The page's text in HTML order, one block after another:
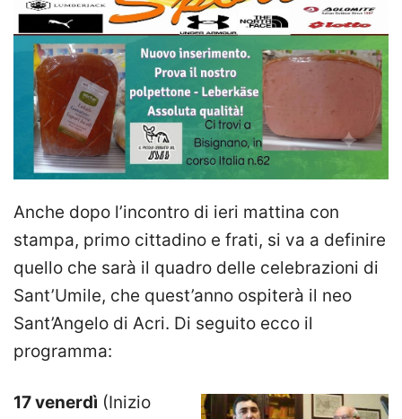
Anche dopo l’incontro di ieri mattina con
stampa, primo cittadino e frati, si va a definire
quello che sarà il quadro delle celebrazioni di
Sant’Umile, che quest’anno ospiterà il neo
Sant’Angelo di Acri. Di seguito ecco il
programma:
17 venerdì (Inizio